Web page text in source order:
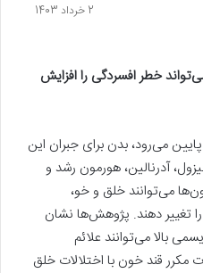
2 خرداد 1403
خطر افسردگی را افزایش
می‌رود، بدن برای جبران این
آدرنالین، هورمون رشد و
می‌توانند خلق و خو،
تغییر دهند. پژوهش‌ها نشان
بالا می‌توانند علائم
مکرر قند خون با اختلالات خلق